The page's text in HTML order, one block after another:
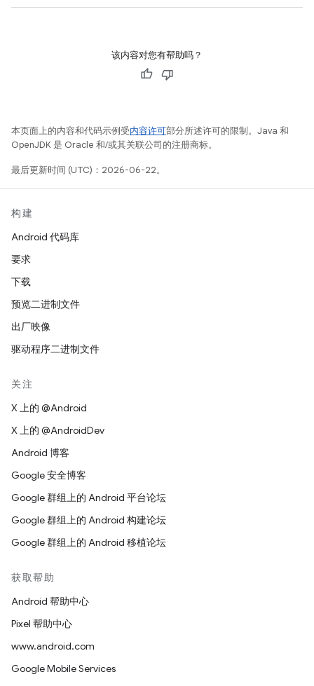
该内容对您有帮助吗？
本页面上的内容和代码示例受内容许可部分所述许可的限制。Java 和
OpenJDK 是 Oracle 和/或其关联公司的注册商标。
最后更新时间 (UTC)：2026-06-22。
构建
Android 代码库
要求
下载
预览二进制文件
出厂映像
驱动程序二进制文件
关注
X 上的 @Android
X 上的 @AndroidDev
Android 博客
Google 安全博客
Google 群组上的 Android 平台论坛
Google 群组上的 Android 构建论坛
Google 群组上的 Android 移植论坛
获取帮助
Android 帮助中心
Pixel 帮助中心
www.android.com
Google Mobile Services